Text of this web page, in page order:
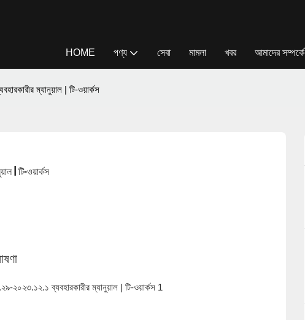
HOME পণ্য সেবা মামলা খবর আমাদের সম্পর্কে
ম্যানুয়াল | টি-ওয়ার্কস
| টি-ওয়ার্কস